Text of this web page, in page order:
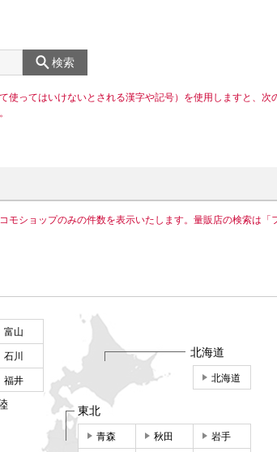
検索
使ってはいけないとされる漢字や記号）を使用しますと、次
モショップのみの件数を表示いたします。量販店の検索は「
北海道
北海道
東北
青森 秋田 岩手
富山
石川
福井